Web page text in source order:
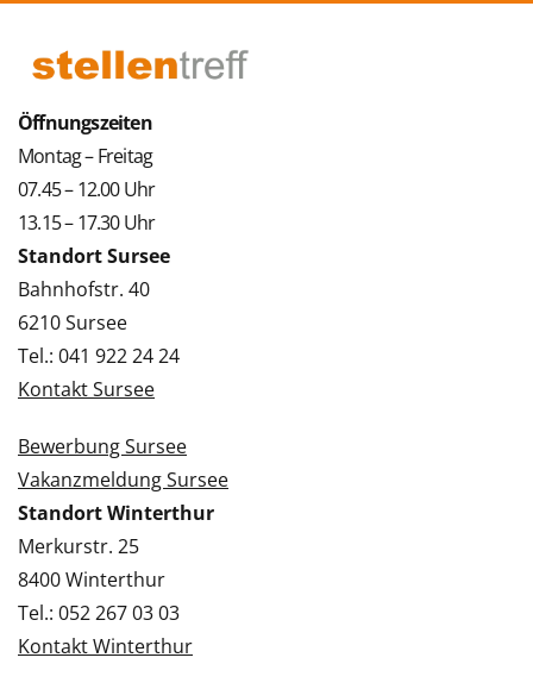
Öffnungszeiten
Montag – Freitag
07.45 – 12.00 Uhr
13.15 – 17.30 Uhr
Standort Sursee
Bahnhofstr. 40
6210 Sursee
Tel.: 041 922 24 24
Kontakt Sursee
Bewerbung Sursee
Vakanzmeldung Sursee
Standort Winterthur
Merkurstr. 25
8400 Winterthur
Tel.: 052 267 03 03
Kontakt Winterthur